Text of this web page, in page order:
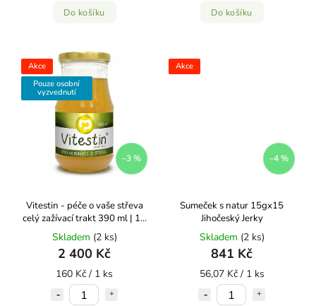
Do košíku Do košíku
Akce
Pouze osobní
vyzvednutí
–3 %
Vitestin - péče o vaše střeva
celý zažívací trakt 390 ml | 15
kusů
Skladem (2 ks)
2 400 Kč
160 Kč / 1 ks
Akce
–4 %
Sumeček s natur 15gx15
Jihočeský Jerky
Skladem (2 ks)
841 Kč
56,07 Kč / 1 ks